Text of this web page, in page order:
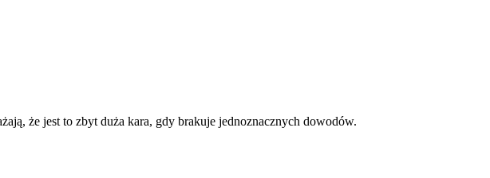
że jest to zbyt duża kara, gdy brakuje jednoznacznych dowodów.